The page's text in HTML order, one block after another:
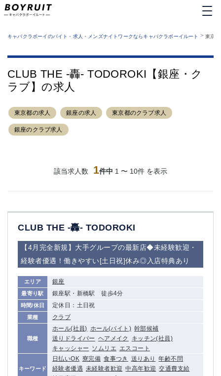
業種から探す
運営者情報
サイトマップ
キャバクラボーイのバイト・求人・メンズナイトワークならキャバクラボーイルート > 東京
CLUB THE -轟- TODOROKI【銀座・ク
ラブ】の求人
東京都の求人 銀座の求人 東京都のクラブ求人
銀座のクラブ求人
該当求人数 1件中 1 〜 10件 を表示
CLUB THE -轟- TODOROKI
【4月完全新規】大手グループの最新店◆未経験歓迎・
経験者優遇！働きやすい[土日祝]休み◎入店特典あり
エリア 銀座
最寄り駅 銀座駅・新橋駅 徒歩4分
時間/休日 定休日：土日祝
業種 クラブ
職種
ホール(社員) ホール(バイト) 幹部候補
送りドライバー ヘアメイク
キッチン(社員)
キャッシャー ソムリエ エスコート
キーワード
日払いOK 寮完備 食事つき 送りあり
年齢不問
経験者優遇 未経験者歓迎 中高年歓迎 交通費支給
六本木
池袋
新橋
渋谷
大和
錦糸町
八王子
五反田
①六本木 ②西麻布
大山
赤坂
高円寺
蒲田東口
多摩センター
立川（南口）
新宿
中野
府中
中目黒
ひばりヶ丘（北口）
吉祥寺（南口／公園口）
自由が丘
吉祥寺（北口／東口）
錦糸町南口
下北沢・経堂
金町（北口）
成増駅徒歩3分の好立地！①JR埼京線「赤羽駅」から徒歩2分 ②東